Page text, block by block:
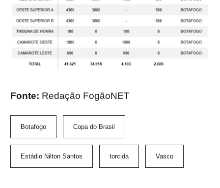
Fonte: Redação FogãoNET
Botafogo Copa do Brasil
Estádio Nilton Santos torcida Vasco